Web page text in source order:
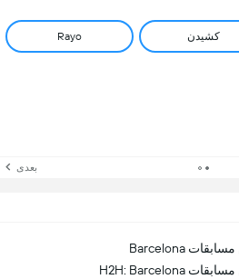
کشیدن Rayo
بعدی